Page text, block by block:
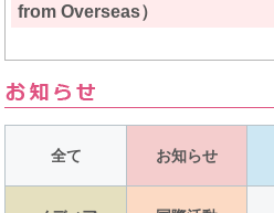
from Overseas）
全て お知らせ